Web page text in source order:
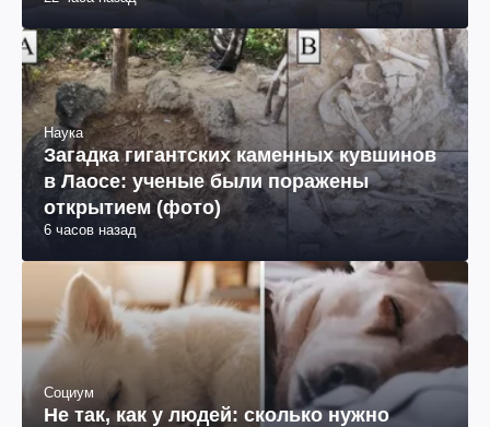
Наука
Загадка гигантских каменных кувшинов
в Лаосе: ученые были поражены
открытием (фото)
6 часов назад
Социум
Не так, как у людей: сколько нужно